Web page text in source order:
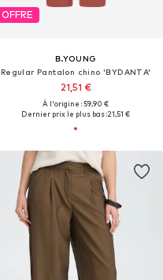
OFFRE
B.YOUNG
Regular Pantalon chino 'BYDANTA'
21,51 €
À l'origine : 59,90 €
Dernier prix le plus bas :21,51 €